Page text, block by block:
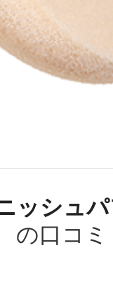
友達紹介サ
期お届けサ
ッシュ
の口コミ